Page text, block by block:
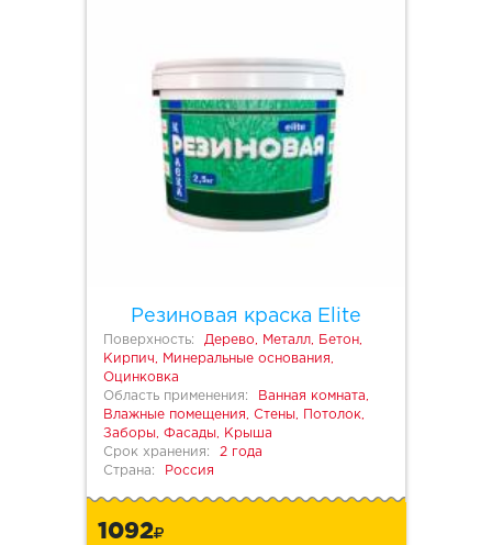
Резиновая краска Elite
Поверхность:
Дерево, Металл, Бетон,
Кирпич, Минеральные основания,
Оцинковка
Область применения:
Ванная комната,
Влажные помещения, Стены, Потолок,
Заборы, Фасады, Крыша
Срок хранения:
2 года
Страна:
Россия
1092